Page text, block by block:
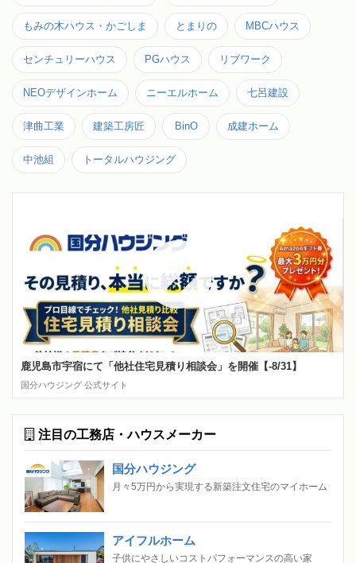
もみの木ハウス・かごしま とまりの MBCハウス
センチュリーハウス PGハウス リブワーク
NEOデザインホーム ニーエルホーム 七呂建設
津曲工業 建築工房匠 BinO 成建ホーム
中池組 トータルハウジング
鹿児島市宇宿にて「他社住宅見積り相談会」を開催【-8/31】
国分ハウジング 公式サイト
注目の工務店・ハウスメーカー
国分ハウジング
月々5万円から実現する新築注文住宅のマイホーム
アイフルホーム
子供にやさしいコストパフォーマンスの高い家